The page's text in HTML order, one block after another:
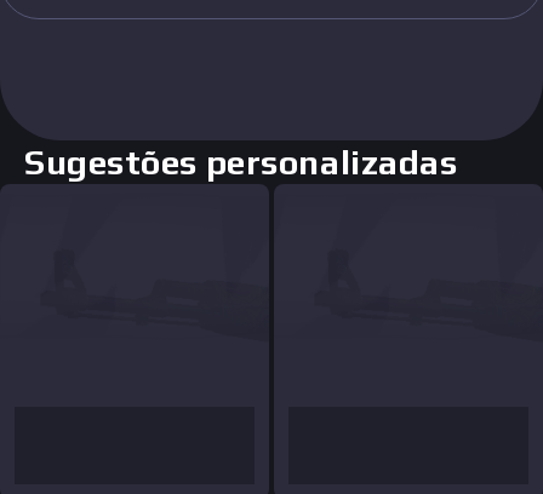
Sugestões personalizadas